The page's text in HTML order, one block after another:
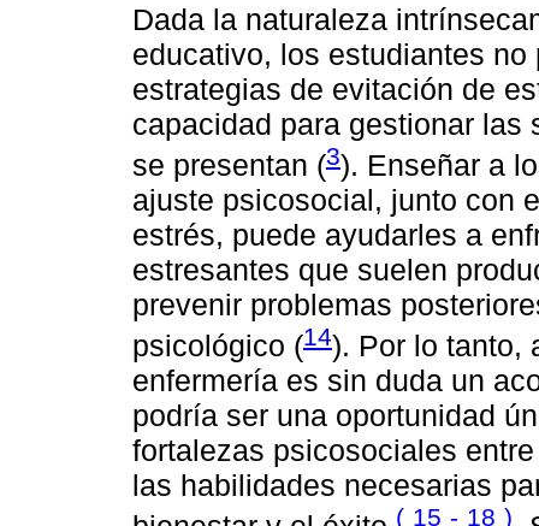
Dada la naturaleza
educativo, los estudiantes
estrategias de evitación de
capacidad para gestionar las
se presentan (3). Enseñar a
ajuste psicosocial, junto con
estrés, puede ayudarles a
estresantes que suelen
prevenir problemas
psicológico (14). Por lo tanto,
enfermería es sin duda un
podría ser una oportunidad
fortalezas psicosociales
las habilidades necesarias
( 15 - 18 )